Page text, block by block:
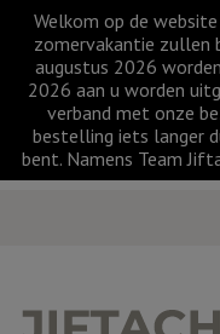
Welkom op de
zomervakantie zullen
augustus 2026
2026 aan u worden
verband met onze
bestelling iets langer
bent. Namens Team